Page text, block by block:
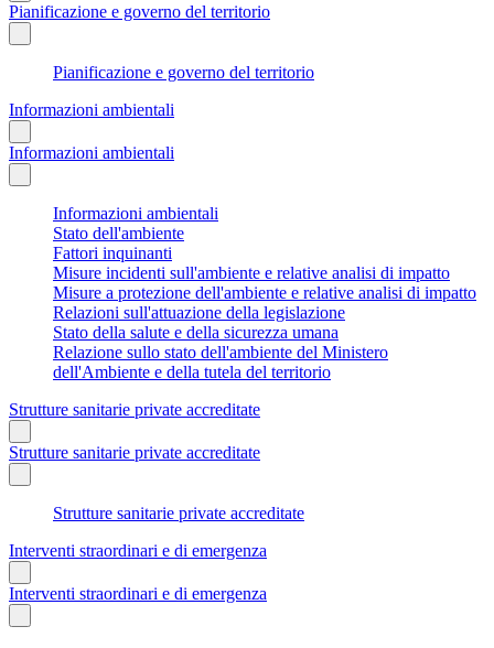
Pianificazione e governo del territorio
Pianificazione e governo del territorio
Informazioni ambientali
Informazioni ambientali
Informazioni ambientali
Stato dell'ambiente
Fattori inquinanti
Misure incidenti sull'ambiente e relative analisi di impatto
Misure a protezione dell'ambiente e relative analisi di impatto
Relazioni sull'attuazione della legislazione
Stato della salute e della sicurezza umana
Relazione sullo stato dell'ambiente del Ministero
dell'Ambiente e della tutela del territorio
Strutture sanitarie private accreditate
Strutture sanitarie private accreditate
Strutture sanitarie private accreditate
Interventi straordinari e di emergenza
Interventi straordinari e di emergenza